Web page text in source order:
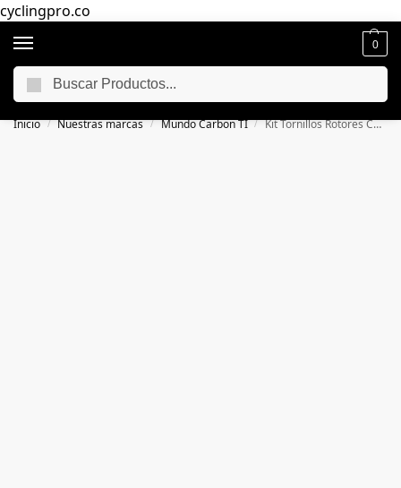
cyclingpro.co
0
🚴‍ Envío gratuito a todo Colombia por compras superiores a $250.000
Inicio / Nuestras marcas / Mundo Carbon TI / Kit Tornillos Rotores Carbon Ti Para Embielado